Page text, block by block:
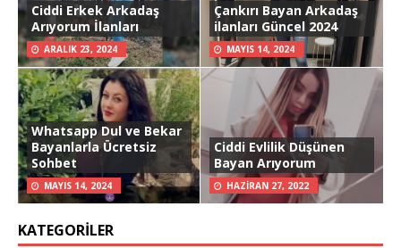
Ciddi Erkek Arkadaş
Arıyorum İlanları
ARALIK 23, 2024
Çankırı Bayan Arkadaş
ilanları Güncel 2024
MAYIS 14, 2024
Whatsapp Dul ve Bekar
Bayanlarla Ücretsiz
Sohbet
MAYIS 14, 2024
Ciddi Evlilik Düşünen
Bayan Arıyorum
HAZIRAN 27, 2022
KATEGORILER